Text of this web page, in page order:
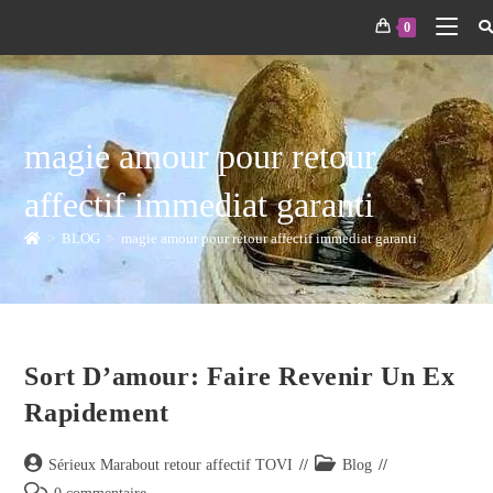
0
magie amour pour retour
affectif immediat garanti
> BLOG > magie amour pour retour affectif immediat garanti
Sort D’amour: Faire Revenir Un Ex
Rapidement
Sérieux Marabout retour affectif TOVI
Blog